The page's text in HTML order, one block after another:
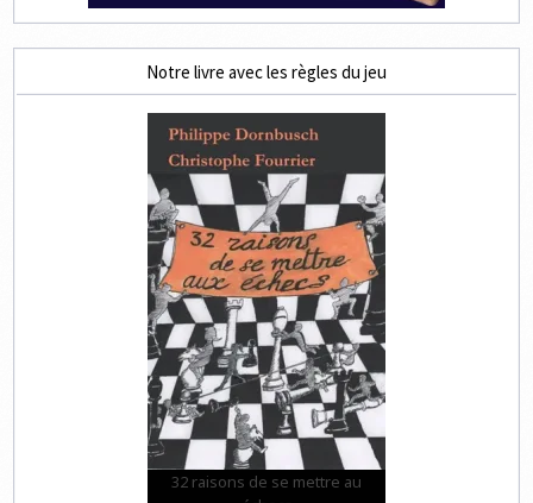
Notre livre avec les règles du jeu
32 raisons de se mettre au